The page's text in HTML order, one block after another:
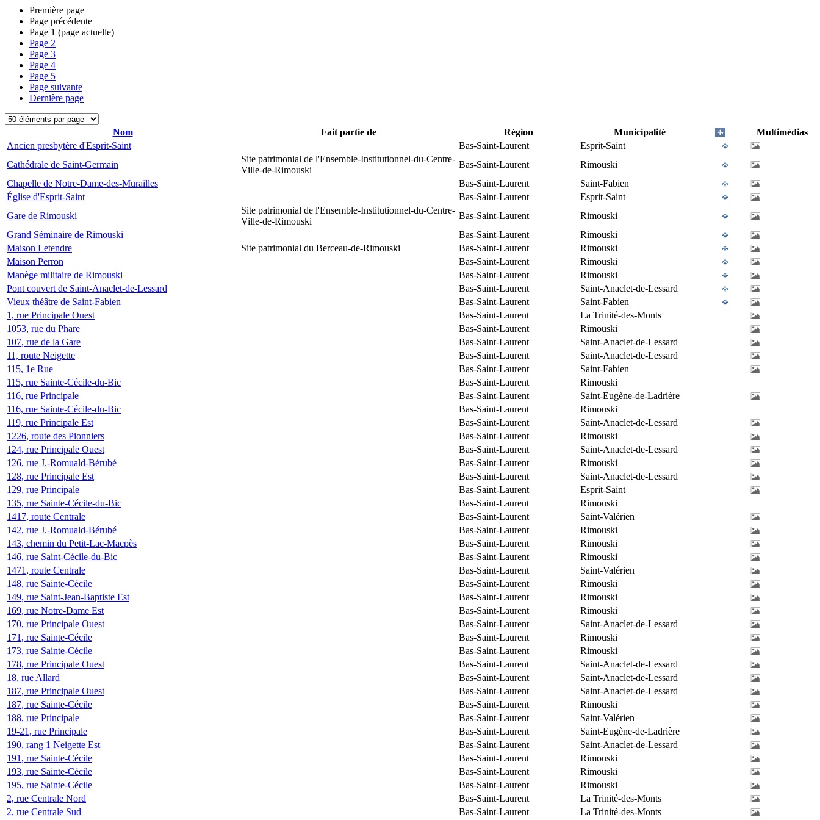
Première page
Page précédente
Page 1 (page actuelle)
Page 2
Page 3
Page 4
Page 5
Page suivante
Dernière page
Nom Fait partie de Région Municipalité
Multimédias
Ancien presbytère d'Esprit-Saint
Bas-Saint-Laurent
Esprit-Saint
Cathédrale de Saint-Germain
Site patrimonial de l'Ensemble-Institutionnel-du-Centre-
Ville-de-Rimouski
Bas-Saint-Laurent
Rimouski
Chapelle de Notre-Dame-des-Murailles
Bas-Saint-Laurent
Saint-Fabien
Église d'Esprit-Saint
Bas-Saint-Laurent
Esprit-Saint
Gare de Rimouski
Site patrimonial de l'Ensemble-Institutionnel-du-Centre-
Ville-de-Rimouski
Bas-Saint-Laurent
Rimouski
Grand Séminaire de Rimouski
Bas-Saint-Laurent
Rimouski
Maison Letendre
Site patrimonial du Berceau-de-Rimouski Bas-Saint-Laurent
Rimouski
Maison Perron
Bas-Saint-Laurent
Rimouski
Manège militaire de Rimouski
Bas-Saint-Laurent
Rimouski
Pont couvert de Saint-Anaclet-de-Lessard
Bas-Saint-Laurent
Saint-Anaclet-de-Lessard
Vieux théâtre de Saint-Fabien
Bas-Saint-Laurent
Saint-Fabien
1, rue Principale Ouest
Bas-Saint-Laurent
La Trinité-des-Monts
1053, rue du Phare
Bas-Saint-Laurent
Rimouski
107, rue de la Gare
Bas-Saint-Laurent
Saint-Anaclet-de-Lessard
11, route Neigette
Bas-Saint-Laurent
Saint-Anaclet-de-Lessard
115, 1e Rue
Bas-Saint-Laurent
Saint-Fabien
115, rue Sainte-Cécile-du-Bic
Bas-Saint-Laurent
Rimouski
116, rue Principale
Bas-Saint-Laurent
Saint-Eugène-de-Ladrière
116, rue Sainte-Cécile-du-Bic
Bas-Saint-Laurent
Rimouski
119, rue Principale Est
Bas-Saint-Laurent
Saint-Anaclet-de-Lessard
1226, route des Pionniers
Bas-Saint-Laurent
Rimouski
124, rue Principale Ouest
Bas-Saint-Laurent
Saint-Anaclet-de-Lessard
126, rue J.-Romuald-Bérubé
Bas-Saint-Laurent
Rimouski
128, rue Principale Est
Bas-Saint-Laurent
Saint-Anaclet-de-Lessard
129, rue Principale
Bas-Saint-Laurent
Esprit-Saint
135, rue Sainte-Cécile-du-Bic
Bas-Saint-Laurent
Rimouski
1417, route Centrale
Bas-Saint-Laurent
Saint-Valérien
142, rue J.-Romuald-Bérubé
Bas-Saint-Laurent
Rimouski
143, chemin du Petit-Lac-Macpès
Bas-Saint-Laurent
Rimouski
146, rue Saint-Cécile-du-Bic
Bas-Saint-Laurent
Rimouski
1471, route Centrale
Bas-Saint-Laurent
Saint-Valérien
148, rue Sainte-Cécile
Bas-Saint-Laurent
Rimouski
149, rue Saint-Jean-Baptiste Est
Bas-Saint-Laurent
Rimouski
169, rue Notre-Dame Est
Bas-Saint-Laurent
Rimouski
170, rue Principale Ouest
Bas-Saint-Laurent
Saint-Anaclet-de-Lessard
171, rue Sainte-Cécile
Bas-Saint-Laurent
Rimouski
173, rue Sainte-Cécile
Bas-Saint-Laurent
Rimouski
178, rue Principale Ouest
Bas-Saint-Laurent
Saint-Anaclet-de-Lessard
18, rue Allard
Bas-Saint-Laurent
Saint-Anaclet-de-Lessard
187, rue Principale Ouest
Bas-Saint-Laurent
Saint-Anaclet-de-Lessard
187, rue Sainte-Cécile
Bas-Saint-Laurent
Rimouski
188, rue Principale
Bas-Saint-Laurent
Saint-Valérien
19-21, rue Principale
Bas-Saint-Laurent
Saint-Eugène-de-Ladrière
190, rang 1 Neigette Est
Bas-Saint-Laurent
Saint-Anaclet-de-Lessard
191, rue Sainte-Cécile
Bas-Saint-Laurent
Rimouski
193, rue Sainte-Cécile
Bas-Saint-Laurent
Rimouski
195, rue Sainte-Cécile
Bas-Saint-Laurent
Rimouski
2, rue Centrale Nord
Bas-Saint-Laurent
La Trinité-des-Monts
2, rue Centrale Sud
Bas-Saint-Laurent La Trinité-des-Monts